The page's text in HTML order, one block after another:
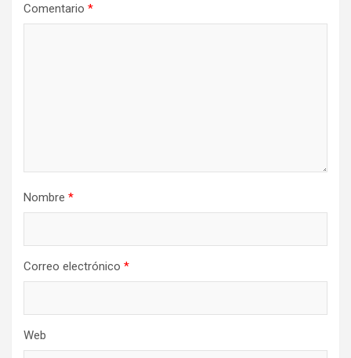
Comentario *
Nombre *
Correo electrónico *
Web